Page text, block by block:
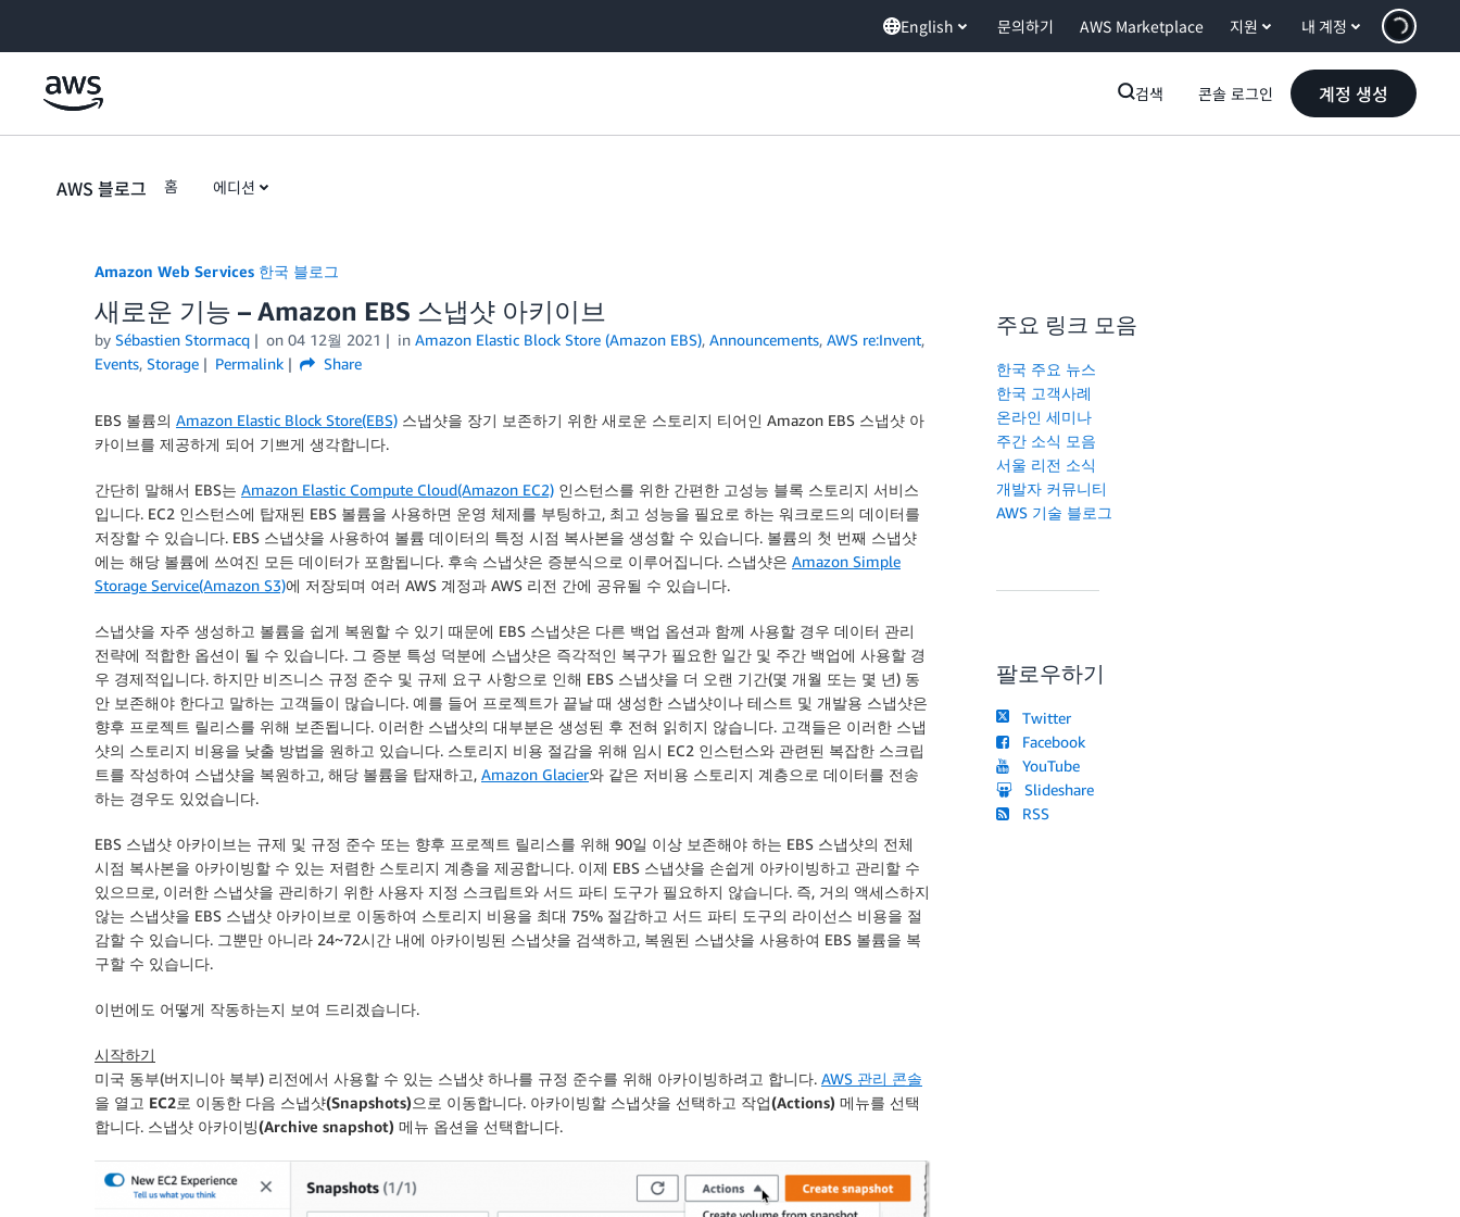
English 문의하기 AWS Marketplace 지원 내 계정
검색 콘솔 로그인 계정 생성
AWS 블로그 홈 에디션
Amazon Web Services 한국 블로그
새로운 기능 – Amazon EBS 스냅샷 아키이브
by Sébastien Stormacq on 04 12월 2021 in Amazon Elastic Block Store (Amazon EBS), Announcements, AWS re:Invent,
Events, Storage Permalink Share
EBS 볼륨의 Amazon Elastic Block Store(EBS) 스냅샷을 장기 보존하기 위한 새로운 스토리지 티어인 Amazon EBS 스냅샷 아
카이브를 제공하게 되어 기쁘게 생각합니다.
간단히 말해서 EBS는 Amazon Elastic Compute Cloud(Amazon EC2) 인스턴스를 위한 간편한 고성능 블록 스토리지 서비스
입니다. EC2 인스턴스에 탑재된 EBS 볼륨을 사용하면 운영 체제를 부팅하고, 최고 성능을 필요로 하는 워크로드의 데이터를
저장할 수 있습니다. EBS 스냅샷을 사용하여 볼륨 데이터의 특정 시점 복사본을 생성할 수 있습니다. 볼륨의 첫 번째 스냅샷
에는 해당 볼륨에 쓰여진 모든 데이터가 포함됩니다. 후속 스냅샷은 증분식으로 이루어집니다. 스냅샷은 Amazon Simple
Storage Service(Amazon S3)에 저장되며 여러 AWS 계정과 AWS 리전 간에 공유될 수 있습니다.
스냅샷을 자주 생성하고 볼륨을 쉽게 복원할 수 있기 때문에 EBS 스냅샷은 다른 백업 옵션과 함께 사용할 경우 데이터 관리
전략에 적합한 옵션이 될 수 있습니다. 그 증분 특성 덕분에 스냅샷은 즉각적인 복구가 필요한 일간 및 주간 백업에 사용할 경
우 경제적입니다. 하지만 비즈니스 규정 준수 및 규제 요구 사항으로 인해 EBS 스냅샷을 더 오랜 기간(몇 개월 또는 몇 년) 동
안 보존해야 한다고 말하는 고객들이 많습니다. 예를 들어 프로젝트가 끝날 때 생성한 스냅샷이나 테스트 및 개발용 스냅샷은
향후 프로젝트 릴리스를 위해 보존됩니다. 이러한 스냅샷의 대부분은 생성된 후 전혀 읽히지 않습니다. 고객들은 이러한 스냅
샷의 스토리지 비용을 낮출 방법을 원하고 있습니다. 스토리지 비용 절감을 위해 임시 EC2 인스턴스와 관련된 복잡한 스크립
트를 작성하여 스냅샷을 복원하고, 해당 볼륨을 탑재하고, Amazon Glacier와 같은 저비용 스토리지 계층으로 데이터를 전송
하는 경우도 있었습니다.
EBS 스냅샷 아카이브는 규제 및 규정 준수 또는 향후 프로젝트 릴리스를 위해 90일 이상 보존해야 하는 EBS 스냅샷의 전체
시점 복사본을 아카이빙할 수 있는 저렴한 스토리지 계층을 제공합니다. 이제 EBS 스냅샷을 손쉽게 아카이빙하고 관리할 수
있으므로, 이러한 스냅샷을 관리하기 위한 사용자 지정 스크립트와 서드 파티 도구가 필요하지 않습니다. 즉, 거의 액세스하지
않는 스냅샷을 EBS 스냅샷 아카이브로 이동하여 스토리지 비용을 최대 75% 절감하고 서드 파티 도구의 라이선스 비용을 절
감할 수 있습니다. 그뿐만 아니라 24~72시간 내에 아카이빙된 스냅샷을 검색하고, 복원된 스냅샷을 사용하여 EBS 볼륨을 복
구할 수 있습니다.
이번에도 어떻게 작동하는지 보여 드리겠습니다.
시작하기
미국 동부(버지니아 북부) 리전에서 사용할 수 있는 스냅샷 하나를 규정 준수를 위해 아카이빙하려고 합니다. AWS 관리 콘솔
을 열고 EC2로 이동한 다음 스냅샷(Snapshots)으로 이동합니다. 아카이빙할 스냅샷을 선택하고 작업(Actions) 메뉴를 선택
합니다. 스냅샷 아카이빙(Archive snapshot) 메뉴 옵션을 선택합니다.
주요 링크 모음
한국 주요 뉴스
한국 고객사례
온라인 세미나
주간 소식 모음
서울 리전 소식
개발자 커뮤니티
AWS 기술 블로그
팔로우하기
Twitter
Facebook
YouTube
Slideshare
RSS